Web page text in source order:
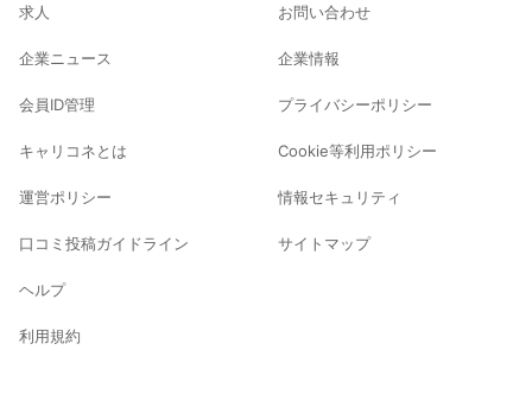
求人
企業ニュース
会員ID管理
キャリコネとは
運営ポリシー
口コミ投稿ガイドライン
ヘルプ
利用規約
お問い合わせ
企業情報
プライバシーポリシー
Cookie等利用ポリシー
情報セキュリティ
サイトマップ